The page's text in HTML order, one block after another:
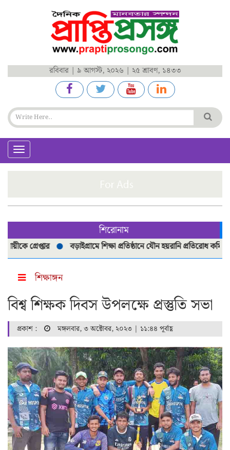
রবিবার | ৯ আগস্ট, ২০২৬ | ২৫ শ্রাবণ, ১৪৩৩
Toggle
navigation
শিরোনাম
গ্রেপ্তার বড়াইগ্রামে শিক্ষা প্রতিষ্ঠানে যৌন হয়রানি প্রতিরোধ কমিটি
শিক্ষাঙ্গন
বিশ্ব শিক্ষক দিবস উপলক্ষে প্রস্তুতি সভা
প্রকাশ : মঙ্গলবার, ৩ অক্টোবর, ২০২৩ | ১১:৪৪ পূর্বাহ্ণ